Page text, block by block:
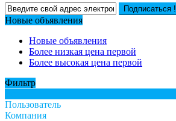
Подписаться !
Новые объявления
Новые объявления
Более низкая цена первой
Более высокая цена первой
Фильтр
Пользователь
Компания